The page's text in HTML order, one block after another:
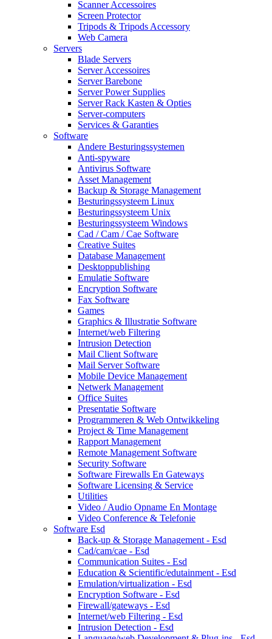
Scanner Accessoires
Screen Protector
Tripods & Tripods Accessory
Web Camera
Servers
Blade Servers
Server Accessoires
Server Barebone
Server Power Supplies
Server Rack Kasten & Opties
Server-computers
Services & Garanties
Software
Andere Besturingssystemen
Anti-spyware
Antivirus Software
Asset Management
Backup & Storage Management
Besturingssysteem Linux
Besturingssysteem Unix
Besturingssysteem Windows
Cad / Cam / Cae Software
Creative Suites
Database Management
Desktoppublishing
Emulatie Software
Encryption Software
Fax Software
Games
Graphics & Illustratie Software
Internet/web Filtering
Intrusion Detection
Mail Client Software
Mail Server Software
Mobile Device Management
Netwerk Management
Office Suites
Presentatie Software
Programmeren & Web Ontwikkeling
Project & Time Management
Rapport Management
Remote Management Software
Security Software
Software Firewalls En Gateways
Software Licensing & Service
Utilities
Video / Audio Opname En Montage
Video Conference & Telefonie
Software Esd
Back-up & Storage Management - Esd
Cad/cam/cae - Esd
Communication Suites - Esd
Education & Scientific/edutainment - Esd
Emulation/virtualization - Esd
Encryption Software - Esd
Firewall/gateways - Esd
Internet/web Filtering - Esd
Intrusion Detection - Esd